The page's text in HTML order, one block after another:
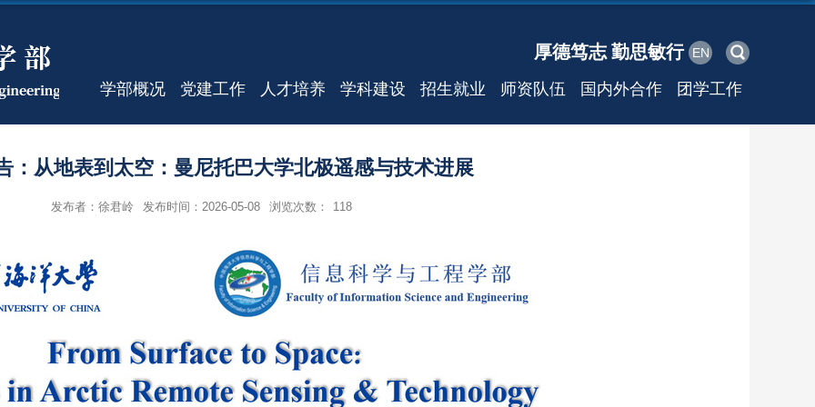
厚德笃志 勤思敏行 EN
学部概况 党建工作 人才培养 学科建设 招生就业 师资队伍 国内外合作 团学工作
：从地表到太空：曼尼托巴大学北极遥感与技术进展
发布者：徐君岭 发布时间：2026-05-08 浏览次数： 118